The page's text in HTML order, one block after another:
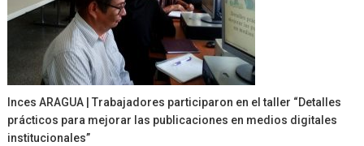
Inces ARAGUA | Trabajadores participaron en el taller “Detalles
prácticos para mejorar las publicaciones en medios digitales
institucionales”